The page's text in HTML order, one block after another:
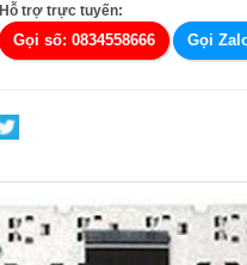
Hỗ trợ trực tuyến:
Gọi số: 0834558666 Gọi